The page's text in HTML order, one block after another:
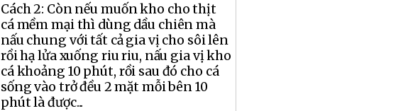
Cách 2: Còn nếu muốn kho cho thịt
cá mềm mại thì dùng dầu chiên mà
nấu chung với tất cả gia vị cho sôi lên
rồi hạ lửa xuống riu riu, nấu gia vị kho
cá khoảng 10 phút, rồi sau đó cho cá
sống vào trở đều 2 mặt mỗi bên 10
phút là được...